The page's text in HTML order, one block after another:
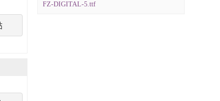
FZ-DIGITAL-5.ttf